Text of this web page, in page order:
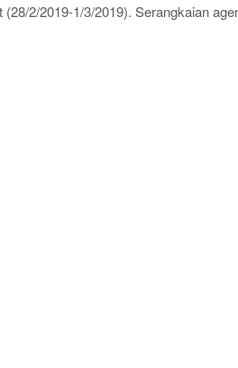
(28/2/2019-1/3/2019). Serangkaian